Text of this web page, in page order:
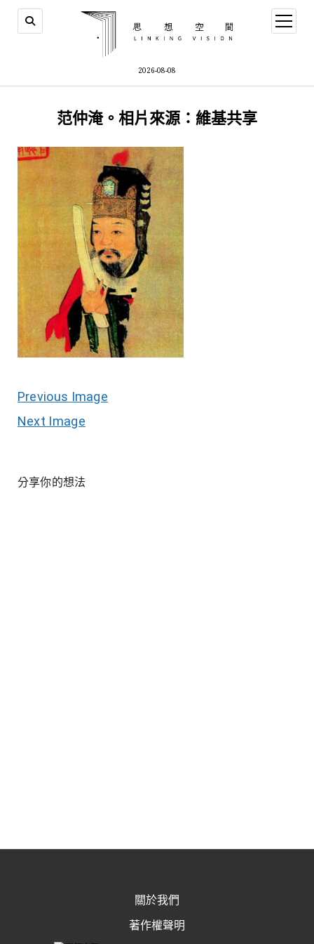
2026-08-08
open
menu
范仲淹。相片來源：維基共享
Previous Image
Next Image
分享你的想法
關於我們
著作權聲明